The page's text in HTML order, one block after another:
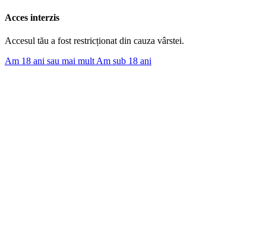
Acces interzis
Accesul tău a fost restricționat din cauza vârstei.
Am 18 ani sau mai multAm sub 18 ani